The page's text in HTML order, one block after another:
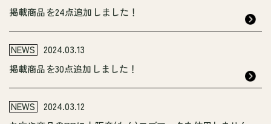
掲載商品を24点追加しました！
NEWS
2024.03.13
掲載商品を30点追加しました！
NEWS
2024.03.12